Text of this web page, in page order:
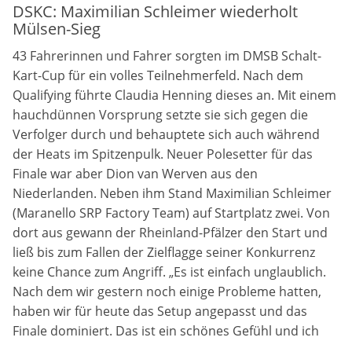
DSKC: Maximilian Schleimer wiederholt
Mülsen-Sieg
43 Fahrerinnen und Fahrer sorgten im DMSB Schalt-
Kart-Cup für ein volles Teilnehmerfeld. Nach dem
Qualifying führte Claudia Henning dieses an. Mit einem
hauchdünnen Vorsprung setzte sie sich gegen die
Verfolger durch und behauptete sich auch während
der Heats im Spitzenpulk. Neuer Polesetter für das
Finale war aber Dion van Werven aus den
Niederlanden. Neben ihm Stand Maximilian Schleimer
(Maranello SRP Factory Team) auf Startplatz zwei. Von
dort aus gewann der Rheinland-Pfälzer den Start und
ließ bis zum Fallen der Zielflagge seiner Konkurrenz
keine Chance zum Angriff. „Es ist einfach unglaublich.
Nach dem wir gestern noch einige Probleme hatten,
haben wir für heute das Setup angepasst und das
Finale dominiert. Das ist ein schönes Gefühl und ich